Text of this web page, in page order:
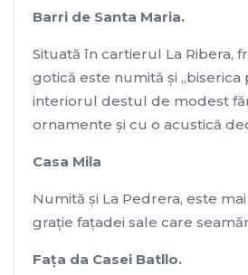
Barri de Santa Maria.
Situată în cartierul La Ribera,
gotică este numită şi „biserica
interiorul destul de modest
ornamente şi cu o acustică
Casa Mila
Numită şi La Pedrera, este
graţie faţadei sale care
Faţa da Casei Batllo.